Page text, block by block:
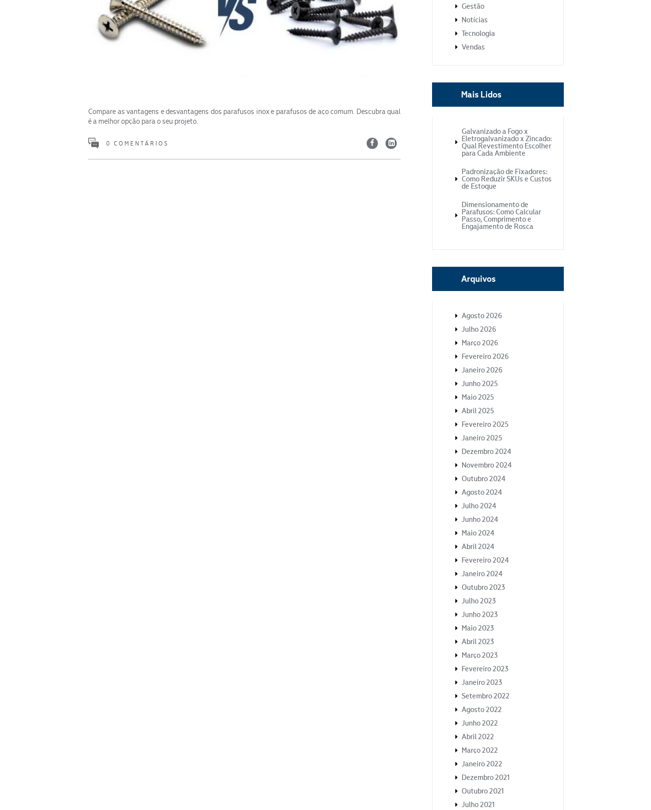
Compare as vantagens e desvantagens dos parafusos inox e parafusos de aço comum. Descubra qual
é a melhor opção para o seu projeto.
0 COMENTÁRIOS
Gestão
Notícias
Tecnologia
Vendas
Mais Lidos
Galvanizado a Fogo x
Eletrogalvanizado x Zincado:
Qual Revestimento Escolher
para Cada Ambiente
Padronização de Fixadores:
Como Reduzir SKUs e Custos
de Estoque
Dimensionamento de
Parafusos: Como Calcular
Passo, Comprimento e
Engajamento de Rosca
Arquivos
Agosto 2026
Julho 2026
Março 2026
Fevereiro 2026
Janeiro 2026
Junho 2025
Maio 2025
Abril 2025
Fevereiro 2025
Janeiro 2025
Dezembro 2024
Novembro 2024
Outubro 2024
Agosto 2024
Julho 2024
Junho 2024
Maio 2024
Abril 2024
Fevereiro 2024
Janeiro 2024
Outubro 2023
Julho 2023
Junho 2023
Maio 2023
Abril 2023
Março 2023
Fevereiro 2023
Janeiro 2023
Setembro 2022
Agosto 2022
Junho 2022
Abril 2022
Março 2022
Janeiro 2022
Dezembro 2021
Outubro 2021
Julho 2021
Segmento